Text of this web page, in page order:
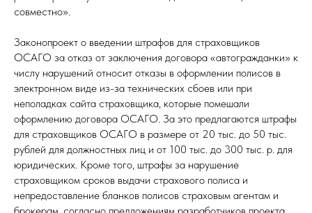
совместно».
Законопроект о введении штрафов для страховщиков
ОСАГО за отказ от заключения договора «автогражданки» к
числу нарушений относит отказы в оформлении полисов в
электронном виде из-за технических сбоев или при
неполадках сайта страховщика, которые помешали
оформлению договора ОСАГО. За это предлагаются штрафы
для страховщиков ОСАГО в размере от 20 тыс. до 50 тыс.
рублей для должностных лиц и от 100 тыс. до 300 тыс. р. для
юридических. Кроме того, штрафы за нарушение
страховщиком сроков выдачи страхового полиса и
непредоставление бланков полисов страховым агентам и